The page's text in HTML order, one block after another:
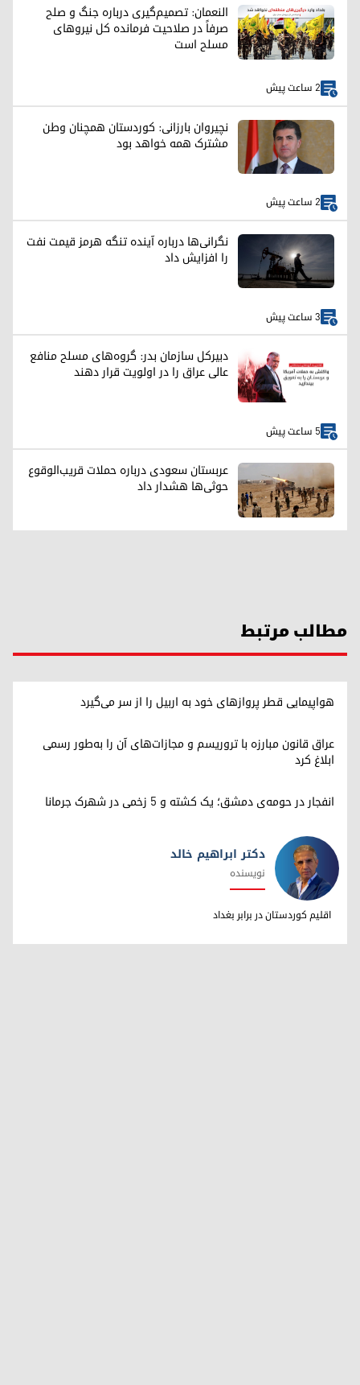
النعمان: تصمیم‌گیری درباره جنگ و صلح
صرفاً در صلاحیت فرمانده کل نیروهای
مسلح است
2 ساعت پیش
نچیروان بارزانی: کوردستان همچنان وطن
مشترک همه خواهد بود
2 ساعت پیش
نگرانی‌ها درباره آینده تنگه هرمز قیمت نفت
را افزایش داد
3 ساعت پیش
دبیرکل سازمان بدر: گروه‌های مسلح منافع
عالی عراق را در اولویت قرار دهند
5 ساعت پیش
عربستان سعودی درباره حملات قریب‌الوقوع
حوثی‌ها هشدار داد
مطالب مرتبط
هواپیمایی قطر پروازهای خود به اربیل را از سر می‌گیرد
عراق قانون مبارزه با تروریسم و مجازات‌های آن را به‌طور رسمی
ابلاغ کرد
انفجار در حومه‌ی دمشق؛ یک کشته و ۵ زخمی در شهرک جرمانا
دکتر ابراهیم خالد
دکتر ابراهیم خالد
نویسنده
اقلیم کوردستان در برابر بغداد